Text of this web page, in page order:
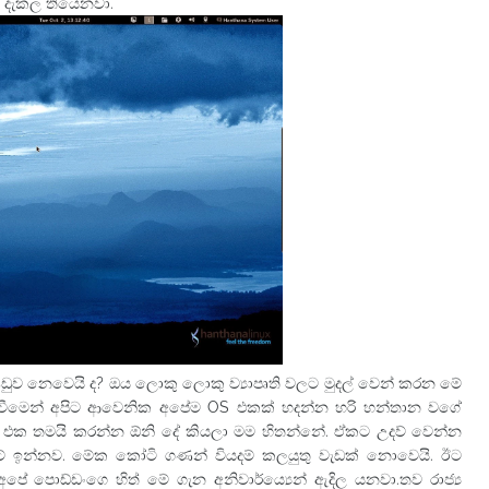
ද? ඔය ලොකු ලොකු ව්‍යාපෘති වලට මුදල් වෙන් කරන මේ
අපිට ආවෙනික අපේම OS එකක් හදන්න හරි හන්තාන වගේ
තමයි කරන්න ඕනි දේ කියලා මම හිතන්නේ. ඒකට උදව් වෙන්න
ඉන්නව. මේක කෝටි ගණන් වියදම් කලයුතු වැඩක් නොවෙයි. ඊට
පොඩ්ඩංගෙ හිත් මේ ගැන අනිවාර්ය්‍යෙන් ඇදිල යනවා.තව රාජ්‍ය